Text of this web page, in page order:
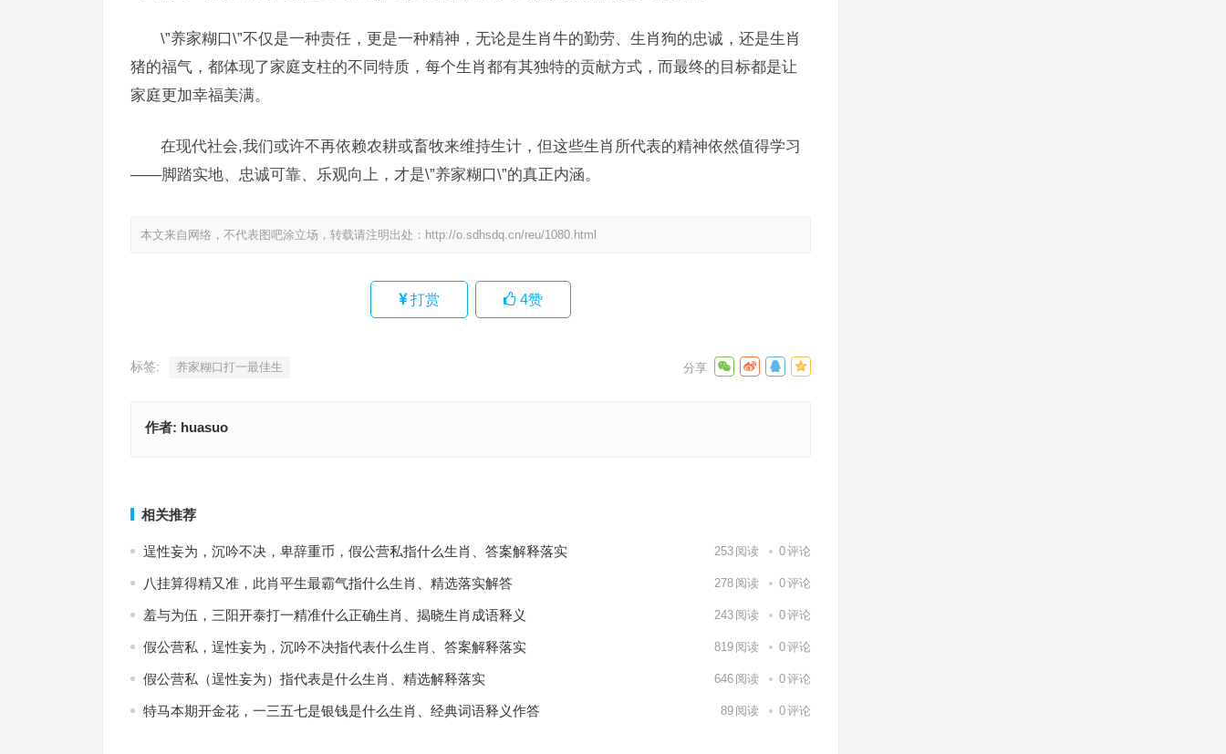
\”养家糊口\”不仅是一种责任，更是一种精神，无论是生肖牛的勤劳、生肖狗的忠诚，还是生肖
猪的福气，都体现了家庭支柱的不同特质，每个生肖都有其独特的贡献方式，而最终的目标都是让
家庭更加幸福美满。
在现代社会,我们或许不再依赖农耕或畜牧来维持生计，但这些生肖所代表的精神依然值得学习
——脚踏实地、忠诚可靠、乐观向上，才是\”养家糊口\”的真正内涵。
本文来自网络，不代表图吧涂立场，转载请注明出处： http://o.sdhsdq.cn/reu/1080.html
打赏 4赞
标签: 养家糊口打一最佳生
作者: huasuo
相关推荐
逞性妄为，沉吟不决，卑辞重币，假公营私指什么生肖、答案解释落实 253 阅读 0评论
八挂算得精又准，此肖平生最霸气指什么生肖、精选落实解答 278 阅读 0评论
羞与为伍，三阳开泰打一精准什么正确生肖、揭晓生肖成语释义 243 阅读 0评论
假公营私，逞性妄为，沉吟不决指代表什么生肖、答案解释落实 819 阅读 0评论
假公营私（逞性妄为）指代表是什么生肖、精选解释落实 646 阅读 0评论
特马本期开金花，一三五七是银钱是什么生肖、经典词语释义作答 89 阅读 0评论